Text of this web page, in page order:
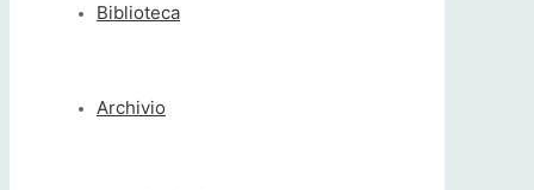
Biblioteca
Archivio